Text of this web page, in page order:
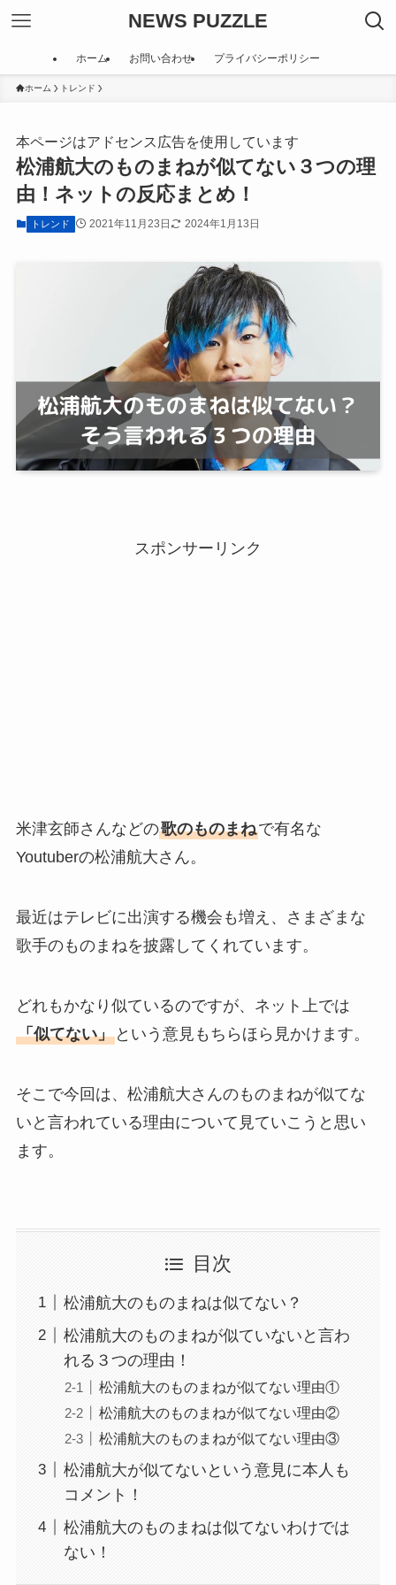
NEWS PUZZLE
ホーム お問い合わせ プライバシーポリシー
ホーム トレンド
本ページはアドセンス広告を使用しています
松浦航大のものまねが似てない３つの理
由！ネットの反応まとめ！
トレンド 2021年11月23日 2024年1月13日
スポンサーリンク
米津玄師さんなどの歌のものまねで有名な
Youtuberの松浦航大さん。
最近はテレビに出演する機会も増え、さまざまな
歌手のものまねを披露してくれています。
どれもかなり似ているのですが、ネット上では
「似てない」という意見もちらほら見かけます。
そこで今回は、松浦航大さんのものまねが似てな
いと言われている理由について見ていこうと思い
ます。
目次
松浦航大のものまねは似てない？
松浦航大のものまねが似ていないと言わ
れる３つの理由！
松浦航大のものまねが似てない理由①
松浦航大のものまねが似てない理由②
松浦航大のものまねが似てない理由③
松浦航大が似てないという意見に本人も
コメント！
松浦航大のものまねは似てないわけでは
ない！